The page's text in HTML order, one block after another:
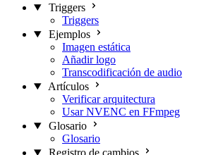
Triggers
Triggers
Ejemplos
Imagen estática
Añadir logo
Transcodificación de audio
Artículos
Verificar arquitectura
Usar NVENC en FFmpeg
Glosario
Glosario
Registro de cambios